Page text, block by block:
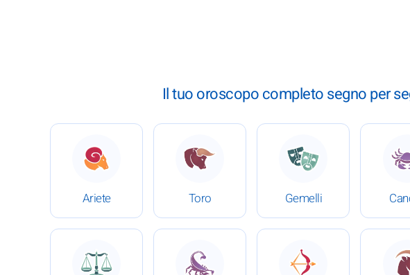
Il tuo oroscopo completo segno per
Ariete Toro
: Oroscopo completo del 2 giugno 2026
Gemelli
: Oroscopo completo
: Oroscopo completo del 2 giugno 2026: Oroscopo completo del 2 giugno 2026
: Oroscopo completo